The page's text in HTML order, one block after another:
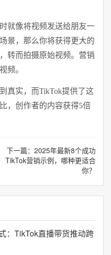
就像将视频发送给朋友一
景，那么你将获得更大的
转而拍摄原始视频。营销
频。
真实，而TikTok提供了这
，创作者的内容获得5倍
下一篇： 2025年最新8个成功
TikTok营销示例，哪种更适合
你？
：TikTok直播带货推动跨